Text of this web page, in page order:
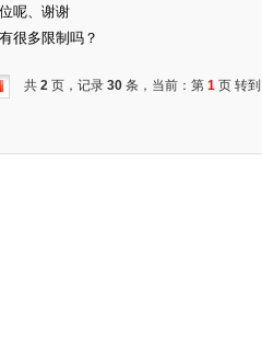
呢、谢谢
很多限制吗？
共 2 页，记录 30 条，当前：第 1 页 转